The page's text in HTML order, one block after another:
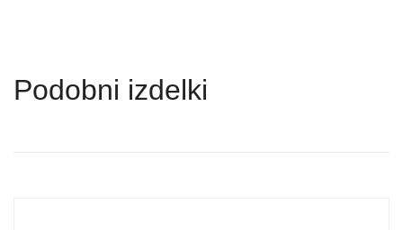
Podobni izdelki